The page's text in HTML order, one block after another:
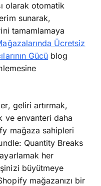
olarak otomatik
sunarak,
tamamlamaya
Ücretsiz
Gücü blog
geliri artırmak,
ve envanteri daha
mağaza sahipleri
Quantity Breaks
her
büyütmeye
mağazanızı bir